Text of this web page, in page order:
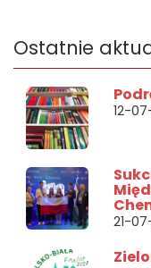
Ostatnie
12-
21-